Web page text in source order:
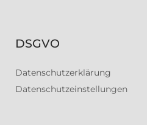
DSGVO
Datenschutzerklärung
Datenschutzeinstellungen